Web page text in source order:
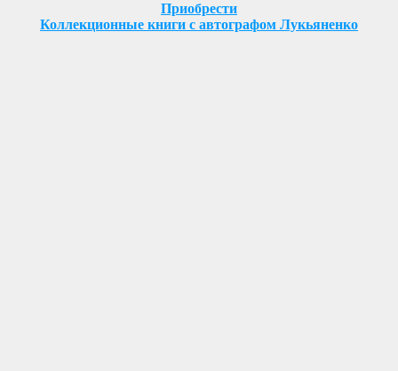
Приобрести
Коллекционные книги с автографом Лукьяненко